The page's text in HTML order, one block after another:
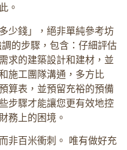
。
少錢」，絕非單純參考坊
的步驟，包含：仔細評估
求的建築設計和建材，並
施工團隊溝通，多方比
算表，並預留充裕的預備
步驟才能讓您更有效地控
務上的困境。
非百米衝刺。 唯有做好充